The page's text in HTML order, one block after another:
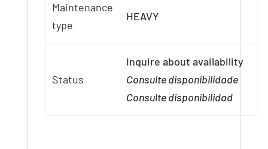
Maintenance
type
HEAVY
Status
Inquire about availability
Consulte disponibilidade
Consulte disponibilidad